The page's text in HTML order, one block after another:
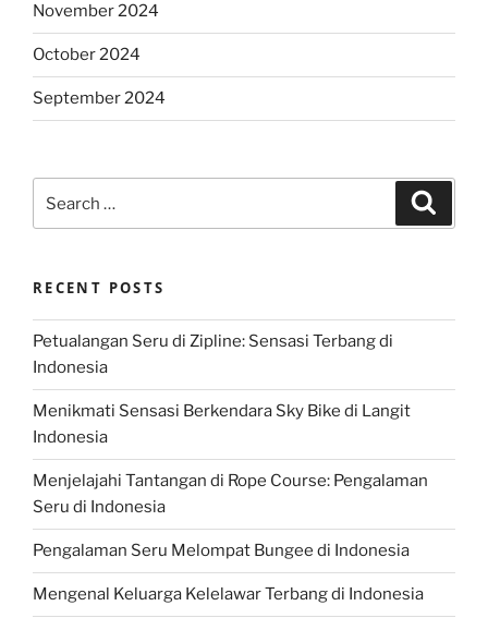
November 2024
October 2024
September 2024
for:
RECENT POSTS
Petualangan Seru di Zipline: Sensasi Terbang di
Indonesia
Menikmati Sensasi Berkendara Sky Bike di Langit
Indonesia
Menjelajahi Tantangan di Rope Course: Pengalaman
Seru di Indonesia
Pengalaman Seru Melompat Bungee di Indonesia
Mengenal Keluarga Kelelawar Terbang di Indonesia